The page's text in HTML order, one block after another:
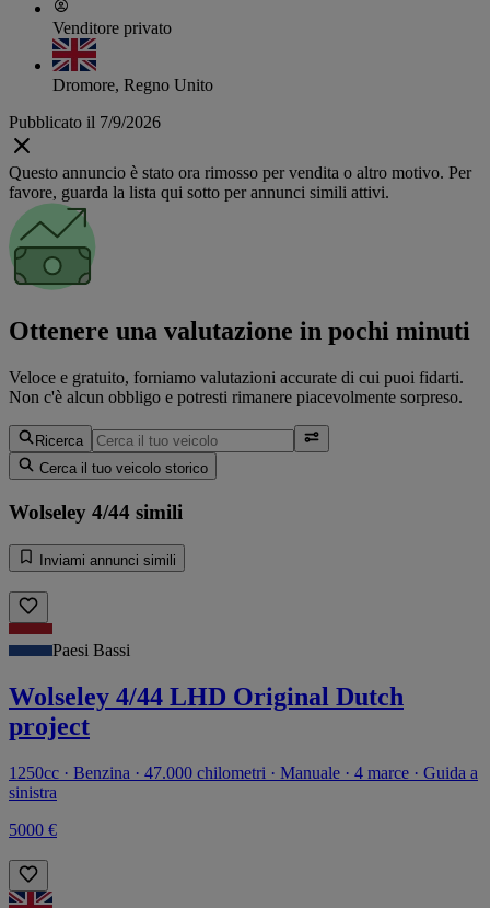
Venditore privato
Dromore, Regno Unito
Pubblicato il 7/9/2026
Questo annuncio è stato ora rimosso per vendita o altro motivo. Per
favore, guarda la lista qui sotto per annunci simili attivi.
Ottenere una valutazione in pochi minuti
Veloce e gratuito, forniamo valutazioni accurate di cui puoi fidarti.
Non c'è alcun obbligo e potresti rimanere piacevolmente sorpreso.
Ricerca
Cerca il tuo veicolo storico
Wolseley 4/44 simili
Inviami annunci simili
Paesi Bassi
Wolseley 4/44 LHD Original Dutch
project
1250cc · Benzina · 47.000 chilometri · Manuale · 4 marce · Guida a
sinistra
5000 €